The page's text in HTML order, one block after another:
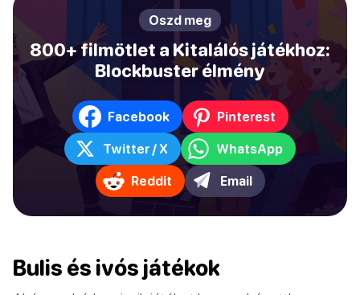
Oszd meg
800+ filmötlet a Kitalálós játékhoz:
Blockbuster élmény
Facebook Pinterest
Twitter / X WhatsApp
Reddit Email
Bulis és ivós játékok